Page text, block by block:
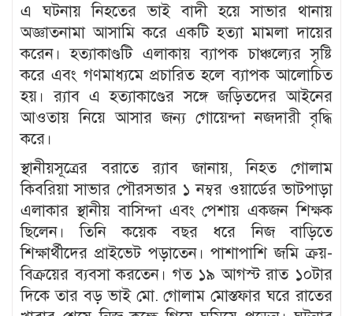
এ ঘটনায় নিহতের ভাই বাদী হয়ে সাভার থানায়
অজ্ঞাতনামা আসামি করে একটি হত্যা মামলা দায়ের
করেন। হত্যাকাণ্ডটি এলাকায় ব্যাপক চাঞ্চল্যের সৃষ্টি
করে এবং গণমাধ্যমে প্রচারিত হলে ব্যাপক আলোচিত
হয়। র‍্যাব এ হত্যাকাণ্ডের সঙ্গে জড়িতদের আইনের
আওতায় নিয়ে আসার জন্য গোয়েন্দা নজদারী বৃদ্ধি
করে।
স্থানীয়সূত্রের বরাতে র‍্যাব জানায়, নিহত গোলাম
কিবরিয়া সাভার পৌরসভার ১ নম্বর ওয়ার্ডের ভাটপাড়া
এলাকার স্থানীয় বাসিন্দা এবং পেশায় একজন শিক্ষক
ছিলেন। তিনি কয়েক বছর ধরে নিজ বাড়িতে
শিক্ষার্থীদের প্রাইভেট পড়াতেন। পাশাপাশি জমি ক্রয়-
বিক্রয়ের ব্যবসা করতেন। গত ১৯ আগস্ট রাত ১০টার
দিকে তার বড় ভাই মো. গোলাম মোস্তফার ঘরে রাতের